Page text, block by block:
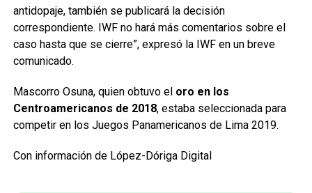
antidopaje, también se publicará la decisión
correspondiente. IWF no hará más comentarios sobre el
caso hasta que se cierre”, expresó la IWF en un breve
comunicado.
Mascorro Osuna, quien obtuvo el oro en los
Centroamericanos de 2018, estaba seleccionada para
competir en los Juegos Panamericanos de Lima 2019.
Con información de López-Dóriga Digital